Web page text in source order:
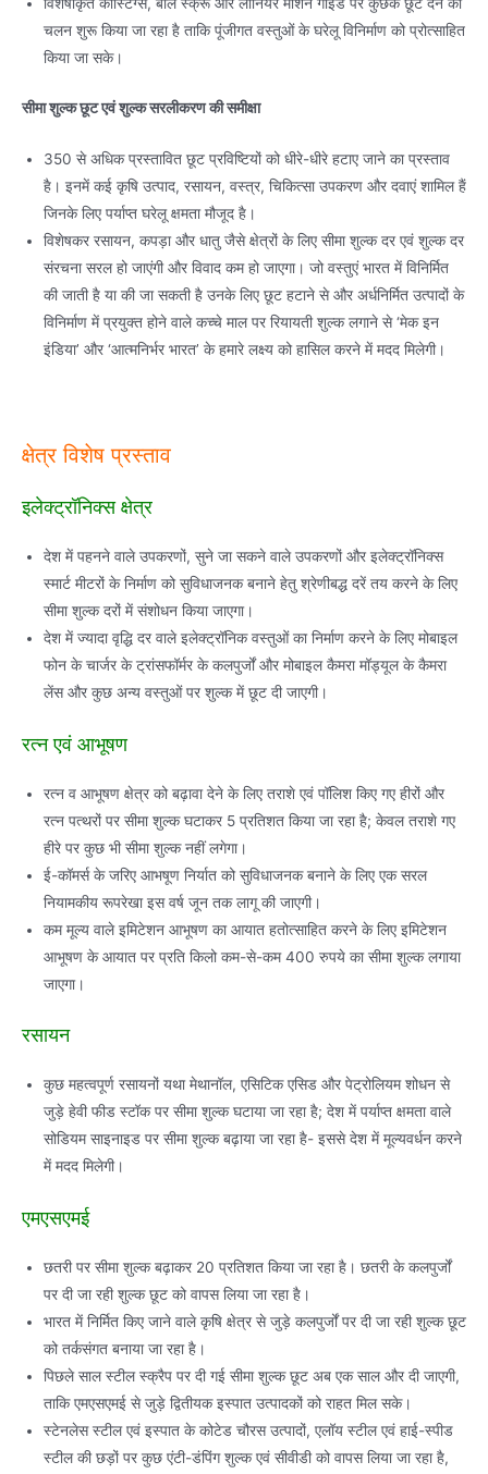
विशेषीकृत कॉस्टिंग्स, बॉल स्क्रू और लीनियर मोशन गाइड पर कुछेक छूट देने का
चलन शुरू किया जा रहा है ताकि पूंजीगत वस्तुओं के घरेलू विनिर्माण को प्रोत्साहित
किया जा सके।
सीमा शुल्क छूट एवं शुल्क सरलीकरण की समीक्षा
350 से अधिक प्रस्तावित छूट प्रविष्टियों को धीरे-धीरे हटाए जाने का प्रस्ताव
है। इनमें कई कृषि उत्पाद, रसायन, वस्त्र, चिकित्सा उपकरण और दवाएं शामिल हैं
जिनके लिए पर्याप्त घरेलू क्षमता मौजूद है।
विशेषकर रसायन, कपड़ा और धातु जैसे क्षेत्रों के लिए सीमा शुल्क दर एवं शुल्क दर
संरचना सरल हो जाएंगी और विवाद कम हो जाएगा। जो वस्तुएं भारत में विनिर्मित
की जाती है या की जा सकती है उनके लिए छूट हटाने से और अर्धनिर्मित उत्पादों के
विनिर्माण में प्रयुक्त होने वाले कच्चे माल पर रियायती शुल्क लगाने से ‘मेक इन
इंडिया’ और ‘आत्मनिर्भर भारत’ के हमारे लक्ष्य को हासिल करने में मदद मिलेगी।
क्षेत्र विशेष प्रस्‍ताव
इलेक्‍ट्रॉनिक्‍स क्षेत्र
देश में पहनने वाले उपकरणों, सुने जा सकने वाले उपकरणों और इलेक्‍ट्रॉनिक्‍स
स्‍मार्ट मीटरों के निर्माण को सुविधाजनक बनाने हेतु श्रेणीबद्ध दरें तय करने के लिए
सीमा शुल्‍क दरों में संशोधन किया जाएगा।
देश में ज्‍यादा वृद्धि दर वाले इलेक्‍ट्रॉनिक वस्‍तुओं का निर्माण करने के लिए मोबाइल
फोन के चार्जर के ट्रांसफॉर्मर के कलपुर्जों और मोबाइल कैमरा मॉड्यूल के कैमरा
लेंस और कुछ अन्‍य वस्‍तुओं पर शुल्‍क में छूट दी जाएगी।
रत्‍न एवं आभूषण
रत्‍न व आभूषण क्षेत्र को बढ़ावा देने के लिए तराशे एवं पॉलिश किए गए हीरों और
रत्‍न पत्‍थरों पर सीमा शुल्‍क घटाकर 5 प्रतिशत किया जा रहा है; केवल तराशे गए
हीरे पर कुछ भी सीमा शुल्‍क नहीं लगेगा।
ई-कॉमर्स के जरिए आभषूण निर्यात को सुविधाजनक बनाने के लिए एक सरल
नियामकीय रूपरेखा इस वर्ष जून तक लागू की जाएगी।
कम मूल्‍य वाले इमिटेशन आभूषण का आयात हतोत्‍साहित करने के लिए इमिटेशन
आभूषण के आयात पर प्रति किलो कम-से-कम 400 रुपये का सीमा शुल्‍क लगाया
जाएगा।
रसायन
कुछ महत्‍वपूर्ण रसायनों यथा मेथानॉल, एसि‍टिक एसिड और पेट्रोलियम शोधन से
जुड़े हेवी फीड स्‍टॉक पर सीमा शुल्‍क घटाया जा रहा है; देश में पर्याप्‍त क्षमता वाले
सोडियम साइ‍नाइड पर सीमा शुल्‍क बढ़ाया जा रहा है- इससे देश में मूल्‍यवर्धन करने
में मदद मिलेगी।
एमएसएमई
छतरी पर सीमा शुल्‍क बढ़ाकर 20 प्रतिशत किया जा रहा है। छतरी के कलपुर्जों
पर दी जा रही शुल्‍क छूट को वापस लिया जा रहा है।
भारत में निर्मित किए जाने वाले कृषि क्षेत्र से जुड़े कलपुर्जों पर दी जा रही शुल्‍क छूट
को तर्कसंगत बनाया जा रहा है।
पिछले साल स्‍टील स्‍क्रैप पर दी गई सीमा शुल्‍क छूट अब एक साल और दी जाएगी,
ताकि एमएसएमई से जुड़े द्वितीयक इस्‍पात उत्‍पादकों को राहत मिल सके।
स्‍टेनलेस स्‍टील एवं इस्‍पात के कोटेड चौरस उत्‍पादों, एलॉय स्‍टील एवं हाई-स्‍पीड
स्‍टील की छड़ों पर कुछ एंटी-डंपिंग शुल्‍क एवं सीवीडी को वापस लिया जा रहा है,